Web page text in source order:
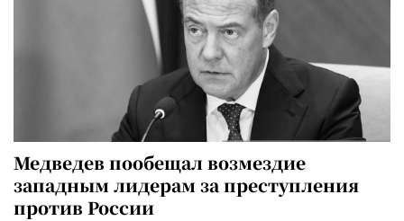
Медведев пообещал возмездие
западным лидерам за преступления
против России